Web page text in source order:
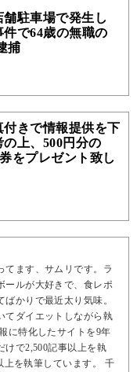
駐車場で発生し
で64歳の無職の
捕
付きで情報提供を下
上、500円分の
をプレゼント致し
てます、サムリです。ラ
ールが大好きで、食レポ
かりで最近太り気味。
てダイエットしながら執
に特化したサイトを9年
けで2,500記事以上を執
上を執筆しています。 千